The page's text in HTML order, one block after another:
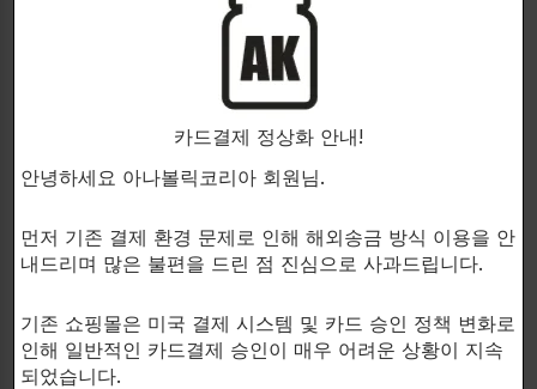
이 삼중 Sarm Stack은 근육과 뼈 조직, 그리고 근력과
근매스증가에 모두 아나볼릭 효과를 가지고 있는 것으
며 선택적인 작용제입니다.
카드결제 정상화 안내!
안녕하세요 아나볼릭코리아 회원님.
먼저 기존 결제 환경 문제로 인해 해외송금 방식 이용을 안
내드리며 많은 불편을 드린 점 진심으로 사과드립니다.
기존 쇼핑몰은 미국 결제 시스템 및 카드 승인 정책 변화로
인해 일반적인 카드결제 승인이 매우 어려운 상황이 지속
되었습니다.